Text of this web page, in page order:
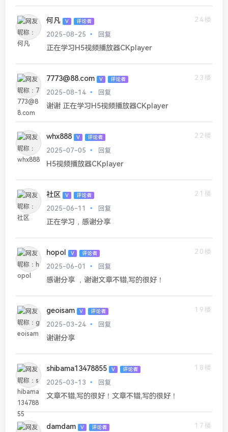
何凡 V 评论者
24楼
2025-08-25
回复
正在学习H5视频播放器CKplayer
7773@88.com V 评论者
23楼
2025-08-14
回复
谢谢 正在学习H5视频播放器CKplayer
whx888 V 评论者
22楼
2025-07-05
回复
H5视频播放器CKplayer
社区 V 评论者
21楼
2025-06-11
回复
正在学习，感谢分享
hopol V 评论者
20楼
2025-06-01
回复
感谢分享 ，谢谢文章不错,写的很好！
geoisam V 评论者
19楼
2025-03-24
回复
谢谢分享
shibama13478855 V 评论者
18楼
2025-03-13
回复
文章不错,写的很好！文章不错,写的很好！
damdam V 评论者
17楼